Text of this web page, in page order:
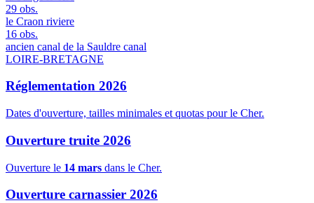
29 obs.
le Craon riviere
16 obs.
ancien canal de la Sauldre canal
LOIRE-BRETAGNE
Réglementation 2026
Dates d'ouverture, tailles minimales et quotas pour le Cher.
Ouverture truite 2026
Ouverture le 14 mars dans le Cher.
Ouverture carnassier 2026